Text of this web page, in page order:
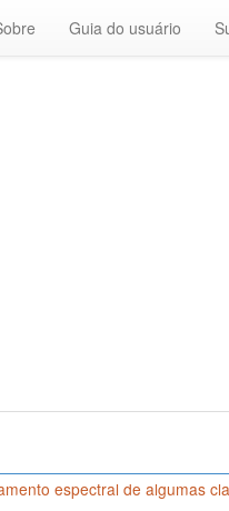
Guia do usuário
espectral de algumas